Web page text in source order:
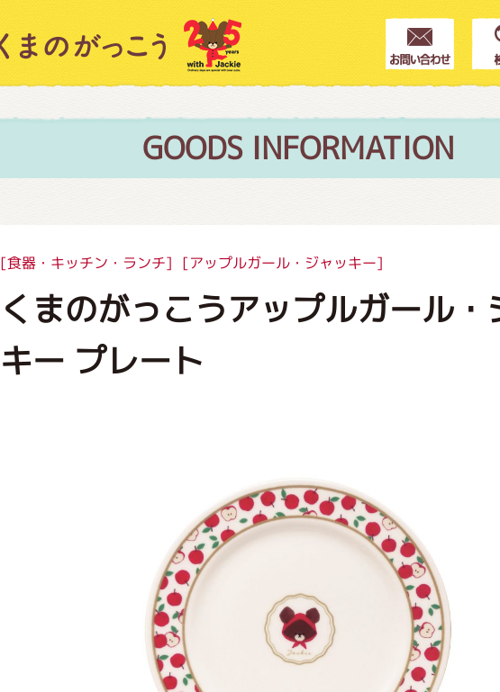
GOODS INFORMATION
[食器・キッチン・ランチ] [アップルガール・ジャッキー]
くまのがっこうアップルガール・
キー プレート
キャラクター紹介
絵本・作家紹介
グッズインフォメーション
ミュージカル・コンサート
おたのしみコンテンツ(クイズ・AR・診断・占